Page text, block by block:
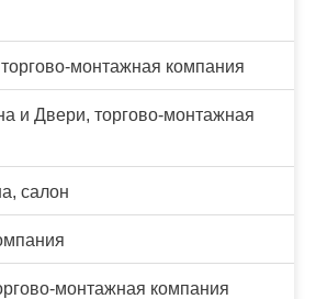
монтажная компания
и Двери, торгово-монтажная
салон
монтажная компания